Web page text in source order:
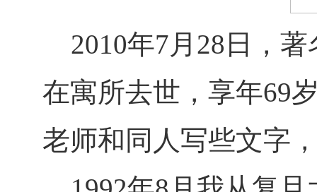
2010年7月28日，著
在寓所去世，享年69
老师和同人写些文字